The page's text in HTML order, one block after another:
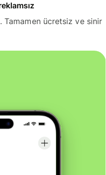
Tamamen ücretsiz ve sinir